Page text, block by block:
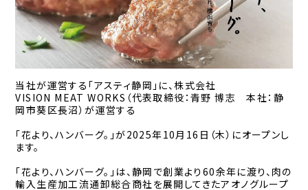
当社が運営する「アスティ静岡」に、株式会社
VISION MEAT WORKS（代表取締役：青野 博志 本社：静
岡市葵区長沼）が運営する
「花より、ハンバーグ。」が2025年10月16日（木）にオープンし
ます。
「花より、ハンバーグ。」は、静岡で創業より60余年に渡り、肉の
輸入生産加工流通卸総合商社を展開してきたアオノグループ